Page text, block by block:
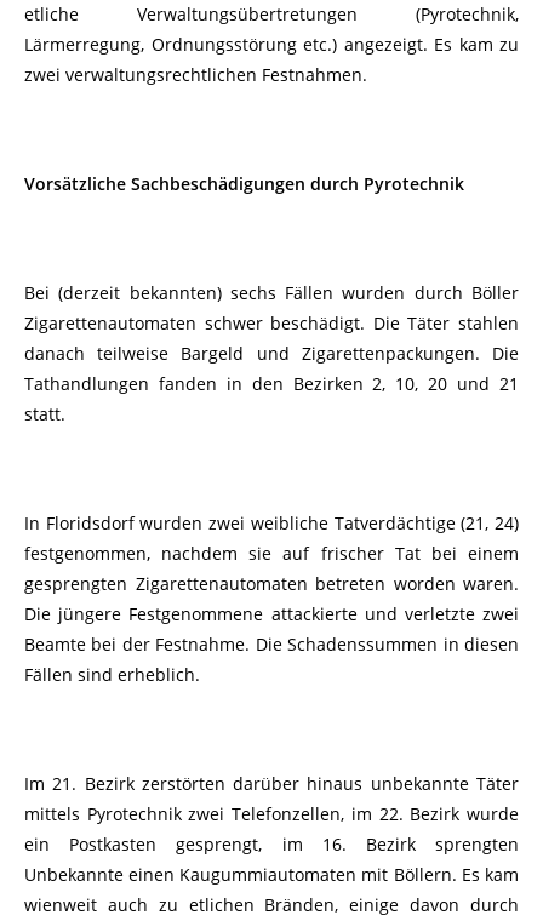
etliche Verwaltungsübertretungen (Pyrotechnik,
Lärmerregung, Ordnungsstörung etc.) angezeigt. Es kam zu
zwei verwaltungsrechtlichen Festnahmen.
Vorsätzliche Sachbeschädigungen durch Pyrotechnik
Bei (derzeit bekannten) sechs Fällen wurden durch Böller
Zigarettenautomaten schwer beschädigt. Die Täter stahlen
danach teilweise Bargeld und Zigarettenpackungen. Die
Tathandlungen fanden in den Bezirken 2, 10, 20 und 21
statt.
In Floridsdorf wurden zwei weibliche Tatverdächtige (21, 24)
festgenommen, nachdem sie auf frischer Tat bei einem
gesprengten Zigarettenautomaten betreten worden waren.
Die jüngere Festgenommene attackierte und verletzte zwei
Beamte bei der Festnahme. Die Schadenssummen in diesen
Fällen sind erheblich.
Im 21. Bezirk zerstörten darüber hinaus unbekannte Täter
mittels Pyrotechnik zwei Telefonzellen, im 22. Bezirk wurde
ein Postkasten gesprengt, im 16. Bezirk sprengten
Unbekannte einen Kaugummiautomaten mit Böllern. Es kam
wienweit auch zu etlichen Bränden, einige davon durch